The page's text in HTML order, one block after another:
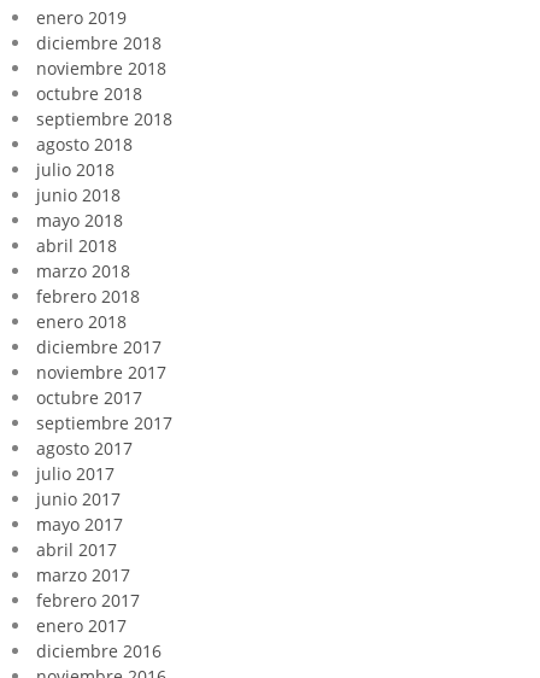
enero 2019
diciembre 2018
noviembre 2018
octubre 2018
septiembre 2018
agosto 2018
julio 2018
junio 2018
mayo 2018
abril 2018
marzo 2018
febrero 2018
enero 2018
diciembre 2017
noviembre 2017
octubre 2017
septiembre 2017
agosto 2017
julio 2017
junio 2017
mayo 2017
abril 2017
marzo 2017
febrero 2017
enero 2017
diciembre 2016